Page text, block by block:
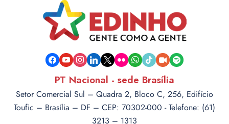
facebook
youtubeinstagram
linkedin
x flickrwhatsapp
tiktokvideo-spotify
PT Nacional - sede Brasília
Setor Comercial Sul – Quadra 2, Bloco C, 256, Edifício
Toufic – Brasília – DF – CEP: 70302-000 - Telefone: (61)
3213 – 1313